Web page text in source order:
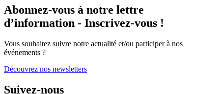
Abonnez-vous à notre lettre
d’information - Inscrivez-vous !
Vous souhaitez suivre notre actualité et/ou participer à nos
événements ?
Découvrez nos newsletters
Suivez-nous